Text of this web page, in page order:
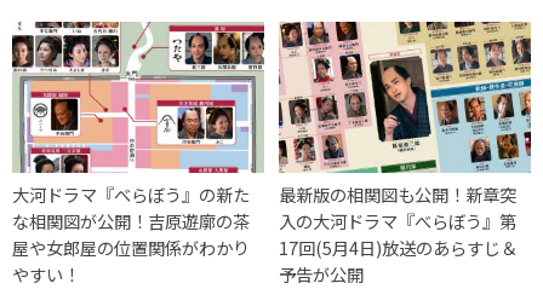
大河ドラマ『べらぼう』の新た
な相関図が公開！吉原遊廓の茶
屋や女郎屋の位置関係がわかり
やすい！
最新版の相関図も公開！新章突
入の大河ドラマ『べらぼう』第
17回(5月4日)放送のあらすじ＆
予告が公開